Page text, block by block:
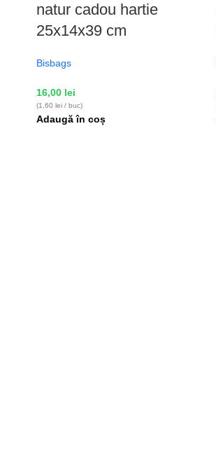
natur cadou hartie
25x14x39 cm
Bisbags
16,00 lei
(1,60 lei / buc)
Adaugă în coș